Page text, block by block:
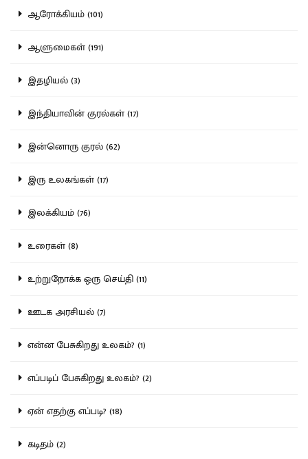
ஆரோக்கியம் (101)
ஆளுமைகள் (191)
இதழியல் (3)
இந்தியாவின் குரல்கள் (17)
இன்னொரு குரல் (62)
இரு உலகங்கள் (17)
இலக்கியம் (76)
உரைகள் (8)
உற்றுநோக்க ஒரு செய்தி (11)
ஊடக அரசியல் (7)
என்ன பேசுகிறது உலகம்? (1)
எப்படிப் பேசுகிறது உலகம்? (2)
ஏன் எதற்கு எப்படி? (18)
கடிதம் (2)